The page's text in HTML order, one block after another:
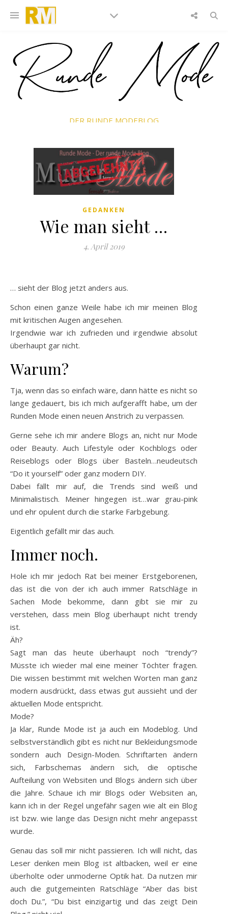
DER RUNDE MODEBLOG
GEDANKEN
Wie man sieht …
4. April 2019
… sieht der Blog jetzt anders aus.
Schon einen ganze Weile habe ich mir meinen Blog
mit kritischen Augen angesehen.
Irgendwie war ich zufrieden und irgendwie absolut
überhaupt gar nicht.
Warum?
Tja, wenn das so einfach wäre, dann hätte es nicht so
lange gedauert, bis ich mich aufgerafft habe, um der
Runden Mode einen neuen Anstrich zu verpassen.
Gerne sehe ich mir andere Blogs an, nicht nur Mode
oder Beauty. Auch Lifestyle oder Kochblogs oder
Reiseblogs oder Blogs über Basteln…neudeutsch
“Do it yourself” oder ganz modern DIY.
Dabei fällt mir auf, die Trends sind weiß und
Minimalistisch. Meiner hingegen ist…war grau-pink
und ehr opulent durch die starke Farbgebung.
Eigentlich gefällt mir das auch.
Immer noch.
Hole ich mir jedoch Rat bei meiner Erstgeborenen,
das ist die von der ich auch immer Ratschläge in
Sachen Mode bekomme, dann gibt sie mir zu
verstehen, dass mein Blog überhaupt nicht trendy
ist.
Äh?
Sagt man das heute überhaupt noch “trendy”?
Müsste ich wieder mal eine meiner Töchter fragen.
Die wissen bestimmt mit welchen Worten man ganz
modern ausdrückt, dass etwas gut aussieht und der
aktuellen Mode entspricht.
Mode?
Ja klar, Runde Mode ist ja auch ein Modeblog. Und
selbstverständlich gibt es nicht nur Bekleidungsmode
sondern auch Design-Moden. Schriftarten ändern
sich, Farbschemas ändern sich, die optische
Aufteilung von Websiten und Blogs ändern sich über
die Jahre. Schaue ich mir Blogs oder Websiten an,
kann ich in der Regel ungefähr sagen wie alt ein Blog
ist bzw. wie lange das Design nicht mehr angepasst
wurde.
Genau das soll mir nicht passieren. Ich will nicht, das
Leser denken mein Blog ist altbacken, weil er eine
überholte oder unmoderne Optik hat. Da nutzen mir
auch die gutgemeinten Ratschläge “Aber das bist
doch Du.”, “Du bist einzigartig und das zeigt Dein